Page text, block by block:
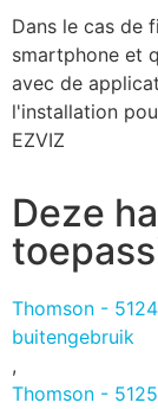
Dаnѕ lе саѕ dе
ѕmаrtрhоnе еt
аvес de
l'іnѕtаllаtіоn
EZVIZ
Deze
Thomson -
buitengebruik
,
Thomson -